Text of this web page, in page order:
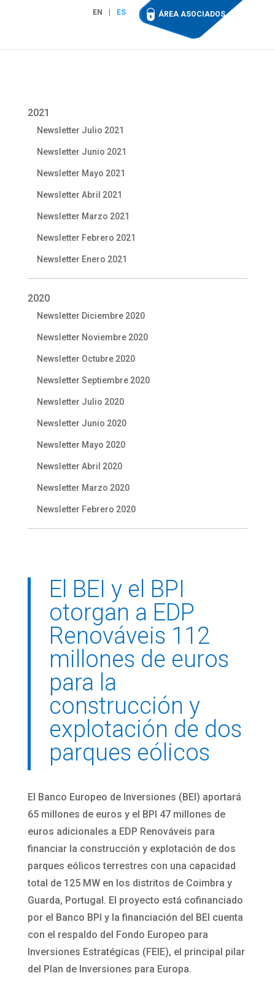
EN ES ÁREA ASOCIADOS
2021
Newsletter Julio 2021
Newsletter Junio 2021
Newsletter Mayo 2021
Newsletter Abril 2021
Newsletter Marzo 2021
Newsletter Febrero 2021
Newsletter Enero 2021
2020
Newsletter Diciembre 2020
Newsletter Noviembre 2020
Newsletter Octubre 2020
Newsletter Septiembre 2020
Newsletter Julio 2020
Newsletter Junio 2020
Newsletter Mayo 2020
Newsletter Abril 2020
Newsletter Marzo 2020
Newsletter Febrero 2020
El BEI y el BPI
otorgan a EDP
Renováveis 112
millones de euros
para la
construcción y
explotación de dos
parques eólicos
El Banco Europeo de Inversiones (BEI) aportará
65 millones de euros y el BPI 47 millones de
euros adicionales a EDP Renováveis para
financiar la construcción y explotación de dos
parques eólicos terrestres con una capacidad
total de 125 MW en los distritos de Coimbra y
Guarda, Portugal. El proyecto está cofinanciado
por el Banco BPI y la financiación del BEI cuenta
con el respaldo del Fondo Europeo para
Inversiones Estratégicas (FEIE), el principal pilar
del Plan de Inversiones para Europa.